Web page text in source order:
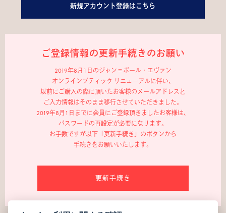
新規アカウント登録はこちら
ご登録情報の更新手続きのお願い
2019年8月1日のジャン＝ポール・エヴァン
オンラインブティック リニューアルに伴い、
以前にご購入の際に頂いたお客様のメールアドレスと
ご入力情報はそのまま移行させていただきました。
2019年8月1日までに会員にご登録頂きましたお客様は、
パスワードの再設定が必要になります。
お手数ですが以下「更新手続き」のボタンから
手続きをお願いいたします。
更新手続き